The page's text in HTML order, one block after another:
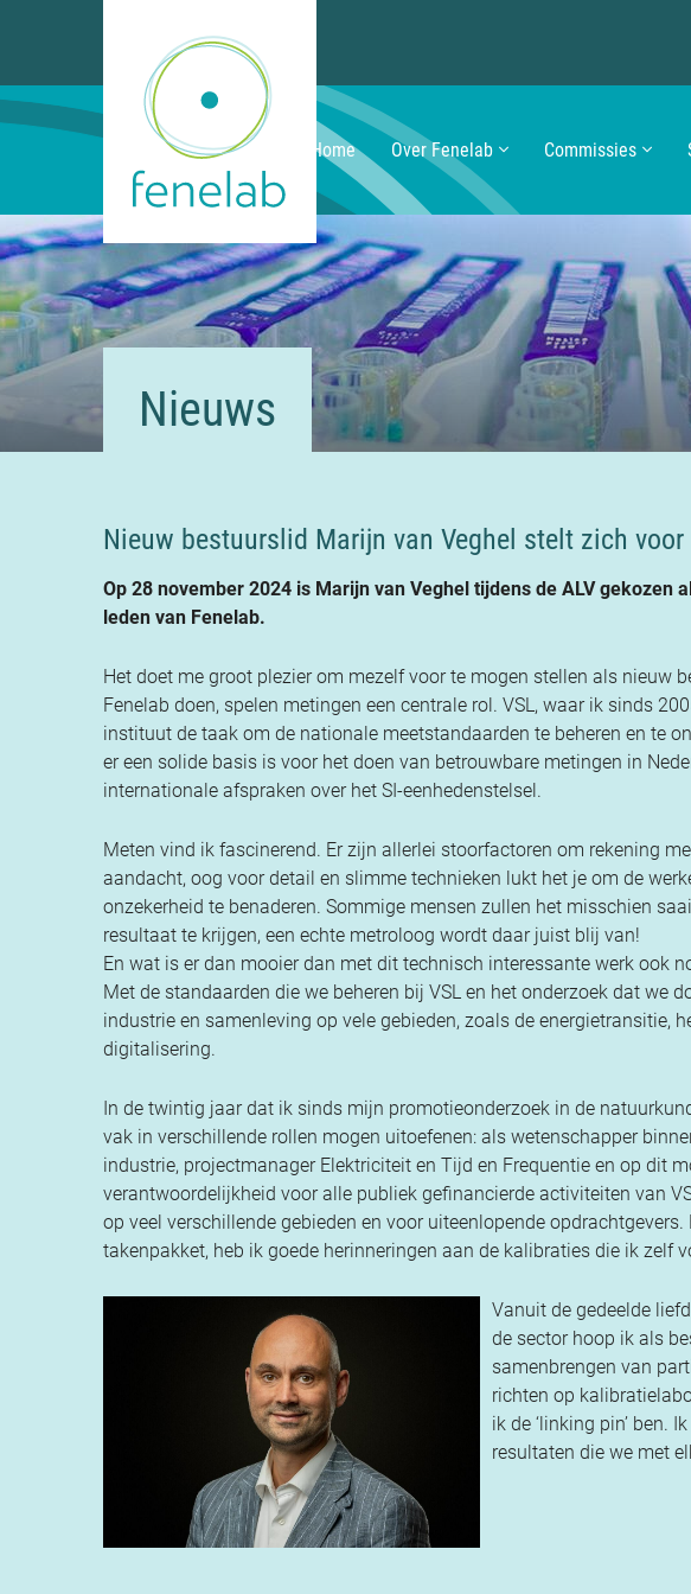
Home Over Fenelab Commissies
Nieuws
Nieuw bestuurslid Marijn van Veghel stelt zich voor
Op 28 november 2024 is Marijn van Veghel tijdens de ALV gekozen
leden van Fenelab.
Het doet me groot plezier om mezelf voor te mogen stellen als nieuw
Fenelab doen, spelen metingen een centrale rol. VSL, waar ik sinds
instituut de taak om de nationale meetstandaarden te beheren en te
er een solide basis is voor het doen van betrouwbare metingen in
internationale afspraken over het SI-eenhedenstelsel.
Meten vind ik fascinerend. Er zijn allerlei stoorfactoren om rekening
aandacht, oog voor detail en slimme technieken lukt het je om de
onzekerheid te benaderen. Sommige mensen zullen het misschien
resultaat te krijgen, een echte metroloog wordt daar juist blij van!
En wat is er dan mooier dan met dit technisch interessante werk ook
Met de standaarden die we beheren bij VSL en het onderzoek dat we
industrie en samenleving op vele gebieden, zoals de energietransitie,
digitalisering.
In de twintig jaar dat ik sinds mijn promotieonderzoek in de
vak in verschillende rollen mogen uitoefenen: als wetenschapper
industrie, projectmanager Elektriciteit en Tijd en Frequentie en op dit
verantwoordelijkheid voor alle publiek gefinancierde activiteiten van
op veel verschillende gebieden en voor uiteenlopende
takenpakket, heb ik goede herinneringen aan de kalibraties die ik zelf
Vanuit de gedeelde
de sector hoop ik als
samenbrengen van
richten op
ik de ‘linking pin’ ben.
resultaten die we met